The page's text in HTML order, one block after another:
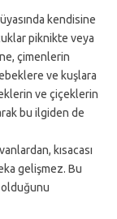
kendisine
piknikte veya
çimenlerin
ve kuşlara
ve çiçeklerin
bu ilgiden de
kısacası
gelişmez. Bu
olduğunu